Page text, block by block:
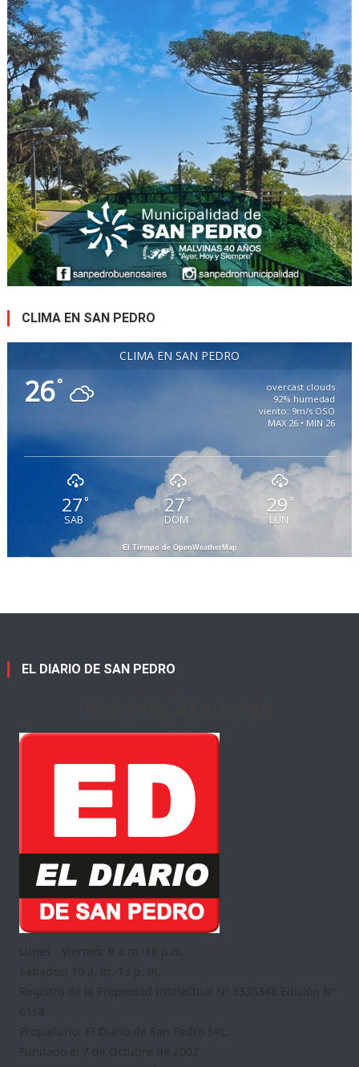
CLIMA EN SAN PEDRO
CLIMA EN SAN PEDRO
26°
overcast clouds
92% humedad
viento: 9m/s OSO
MAX 26 • MIN 26
27°
SAB
27 °
DOM
29 °
LUN
El Tiempo de OpenWeatherMap
EL DIARIO DE SAN PEDRO
Lunes - Viernes: 9 a.m.-16 p.m.
Sábados: 10 a. m.-13 p. m.
Registro de la Propiedad Intelectual Nº 5335348 Edición Nº
6168
Propietario: El Diario de San Pedro SRL.
Fundado el 7 de Octubre de 2002